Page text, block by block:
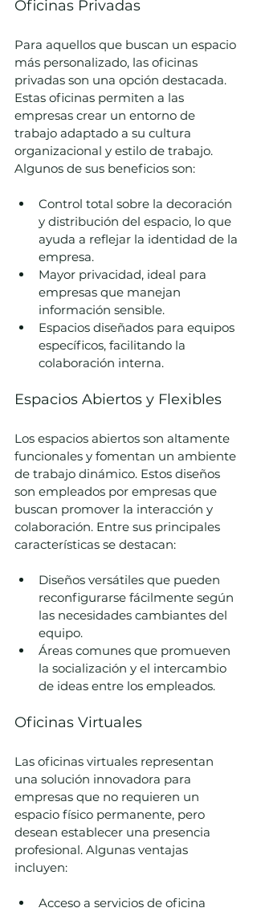
Oficinas Privadas
Para aquellos que buscan un espacio
más personalizado, las oficinas
privadas son una opción destacada.
Estas oficinas permiten a las
empresas crear un entorno de
trabajo adaptado a su cultura
organizacional y estilo de trabajo.
Algunos de sus beneficios son:
Control total sobre la decoración
y distribución del espacio, lo que
ayuda a reflejar la identidad de la
empresa.
Mayor privacidad, ideal para
empresas que manejan
información sensible.
Espacios diseñados para equipos
específicos, facilitando la
colaboración interna.
Espacios Abiertos y Flexibles
Los espacios abiertos son altamente
funcionales y fomentan un ambiente
de trabajo dinámico. Estos diseños
son empleados por empresas que
buscan promover la interacción y
colaboración. Entre sus principales
características se destacan:
Diseños versátiles que pueden
reconfigurarse fácilmente según
las necesidades cambiantes del
equipo.
Áreas comunes que promueven
la socialización y el intercambio
de ideas entre los empleados.
Oficinas Virtuales
Las oficinas virtuales representan
una solución innovadora para
empresas que no requieren un
espacio físico permanente, pero
desean establecer una presencia
profesional. Algunas ventajas
incluyen:
Acceso a servicios de oficina